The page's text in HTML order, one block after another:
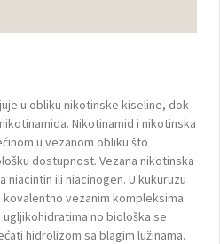
u obliku nikotinske kiseline, dok
Nikotinamid i nikotinska
u vezanom obliku što
dostupnost. Vezana nikotinska
niacintin ili niacinogen. U kukuruzu
vezanim kompleksima
no biološka se
hidrolizom sa blagim lužinama.